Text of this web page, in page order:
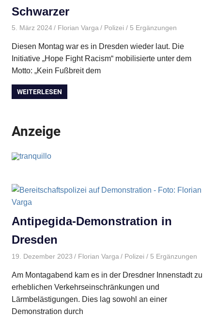
Schwarzer
5. März 2024 Florian Varga Polizei / 5 Ergänzungen
Diesen Montag war es in Dresden wieder laut. Die
Initiative „Hope Fight Racism“ mobilisierte unter dem
Motto: „Kein Fußbreit dem
WEITERLESEN
Anzeige
Antipegida-Demonstration in
Dresden
19. Dezember 2023 Florian Varga Polizei / 5 Ergänzungen
Am Montagabend kam es in der Dresdner Innenstadt zu
erheblichen Verkehrseinschränkungen und
Lärmbelästigungen. Dies lag sowohl an einer
Demonstration durch